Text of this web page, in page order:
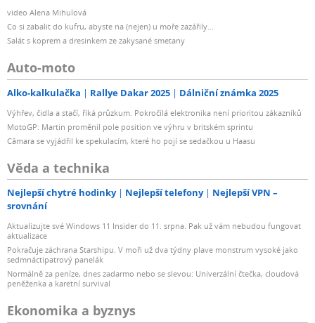
video Alena Mihulová
Co si zabalit do kufru, abyste na (nejen) u moře zazářily...
Salát s koprem a dresinkem ze zakysané smetany
Auto-moto
Alko-kalkulačka Rallye Dakar 2025 Dálniční známka 2025
Výhřev, čidla a stačí, říká průzkum. Pokročilá elektronika není prioritou zákazníků
MotoGP: Martin proměnil pole position ve výhru v britském sprintu
Câmara se vyjádřil ke spekulacím, které ho pojí se sedačkou u Haasu
Věda a technika
Nejlepší chytré hodinky Nejlepší telefony
Nejlepší VPN –
srovnání
Aktualizujte své Windows 11 Insider do 11. srpna. Pak už vám nebudou fungovat
aktualizace
Pokračuje záchrana Starshipu. V moři už dva týdny plave monstrum vysoké jako
sedmnáctipatrový panelák
Normálně za peníze, dnes zadarmo nebo se slevou: Univerzální čtečka, cloudová
peněženka a karetní survival
Ekonomika a byznys